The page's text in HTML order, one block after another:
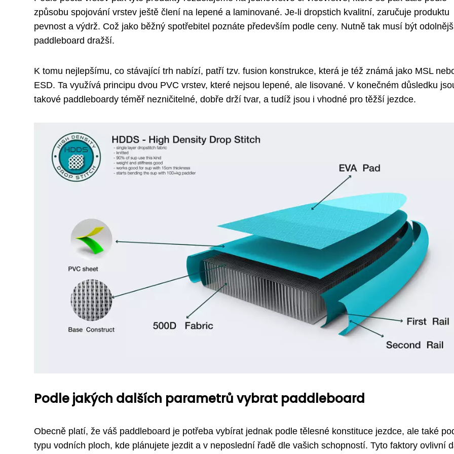
způsobu spojování vrstev ještě člení na lepené a laminované. Je-li dropstich kvalitní, zaručuje produktu
pevnost a výdrž. Což jako běžný spotřebitel poznáte především podle ceny. Nutně tak musí být
paddleboard dražší.
K tomu nejlepšímu, co stávající trh nabízí, patří tzv. fusion konstrukce, která je též známá jako MSL
ESD. Ta využívá principu dvou PVC vrstev, které nejsou lepené, ale lisované. V konečném důsledku
takové paddleboardy téměř nezničitelné, dobře drží tvar, a tudíž jsou i vhodné pro těžší jezdce.
Podle jakých dalších parametrů vybrat paddleboard
Obecně platí, že váš paddleboard je potřeba vybírat jednak podle tělesné konstituce jezdce, ale také
typu vodních ploch, kde plánujete jezdit a v neposlední řadě dle vašich schopností. Tyto faktory ovlivní